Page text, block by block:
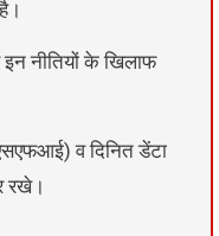
नीतियों के खिलाफ
व दिनित डेंटा
रखे।